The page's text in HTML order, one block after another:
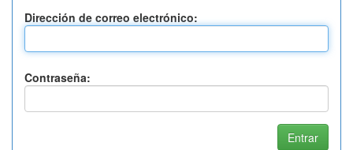
Dirección de correo electrónico:
Contraseña: